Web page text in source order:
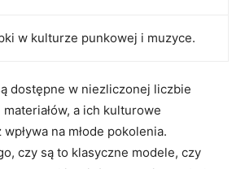
‍w kulturze punkowej ⁣i muzyce.
dostępne w⁣ niezliczonej liczbie
a ich kulturowe
na młode pokolenia.
czy⁤ są​ to klasyczne​ modele, czy